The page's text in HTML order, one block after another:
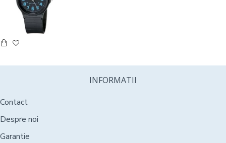
INFORMATII
Contact
Despre noi
Garantie